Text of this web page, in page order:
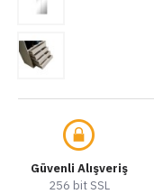
Güvenli Alışveriş
256 bit SSL